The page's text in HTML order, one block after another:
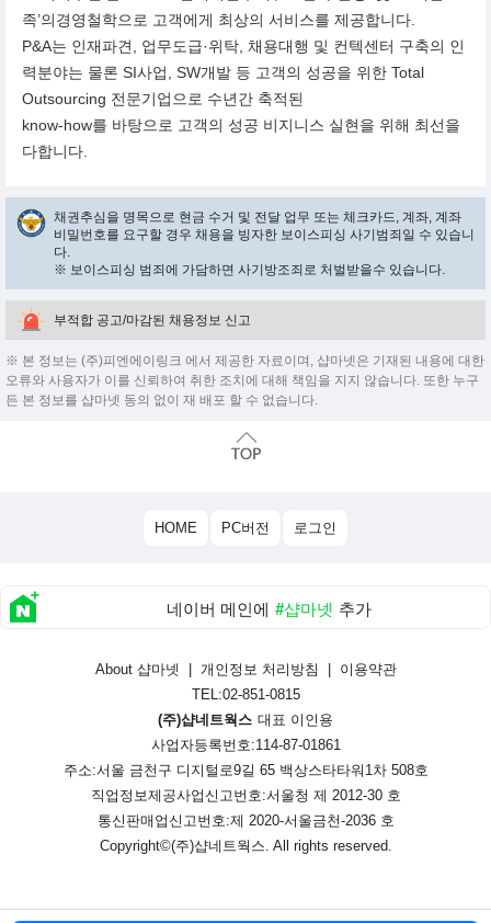
족’의경영철학으로 고객에게 최상의 서비스를 제공합니다.
P&A는 인재파견, 업무도급·위탁, 채용대행 및 컨텍센터 구축의 인
력분야는 물론 SI사업, SW개발 등 고객의 성공을 위한 Total
Outsourcing 전문기업으로 수년간 축적된
know-how를 바탕으로 고객의 성공 비지니스 실현을 위해 최선을
다합니다.
채권추심을 명목으로 현금 수거 및 전달 업무 또는 체크카드, 계좌, 계좌
비밀번호를 요구할 경우 채용을 빙자한 보이스피싱 사기범죄일 수 있습니
다.
※ 보이스피싱 범죄에 가담하면 사기방조죄로 처벌받을수 있습니다.
부적합 공고/마감된 채용정보 신고
※ 본 정보는 (주)피엔에이링크 에서 제공한 자료이며, 샵마넷은 기재된 내용에 대한
오류와 사용자가 이를 신뢰하여 취한 조치에 대해 책임을 지지 않습니다. 또한 누구
든 본 정보를 샵마넷 동의 없이 재 배포 할 수 없습니다.
HOME PC버전 로그인
네이버 메인에 #샵마넷 추가
About 샵마넷 개인정보 처리방침
이용약관
TEL:02-851-0815
(주)샵네트웍스 대표 이인용
사업자등록번호:114-87-01861
주소:서울 금천구 디지털로9길 65 백상스타타워1차 508호
직업정보제공사업신고번호:서울청 제 2012-30 호
통신판매업신고번호:제 2020-서울금천-2036 호
Copyright©(주)샵네트웍스. All rights reserved.